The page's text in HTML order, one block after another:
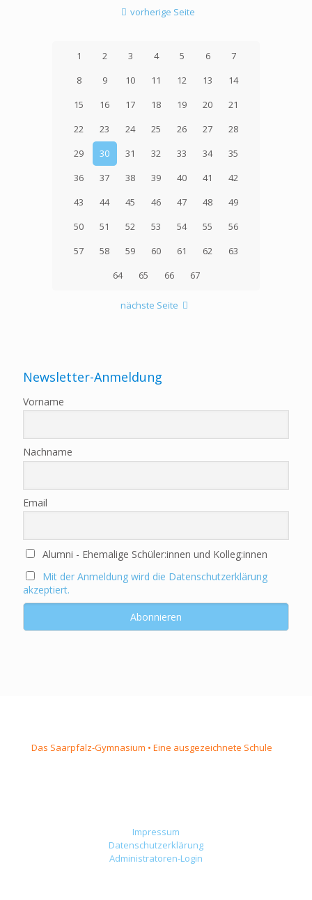
vorherige Seite
1 2 3 4 5 6
7
8
9 10 11 12 13
14
15
16 17 18 19 20
21
22
23 24 25 26 27
28
29
30 31 32 33 34
35
36
37 38 39 40 41
42
43
44 45 46 47 48
49
50
51 52 53 54 55
56
57
58 59 60 61 62
63
64
65 66 67
nächste Seite
Newsletter-Anmeldung
Vorname
Nachname
Email
Alumni - Ehemalige Schüler:innen und Kolleg:innen
Mit der Anmeldung wird die Datenschutzerklärung
akzeptiert.
Das Saarpfalz-Gymnasium • Eine ausgezeichnete Schule
Impressum
Datenschutzerklärung
Administratoren-Login